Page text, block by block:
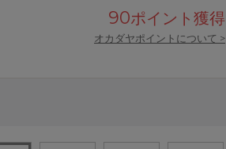
90ポイント獲得
オカダヤポイントについて >